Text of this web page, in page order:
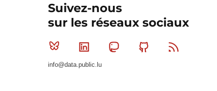
Suivez-nous
sur les réseaux sociaux
Bluesky Linkedin MastodonGithub
info@data.public.lu